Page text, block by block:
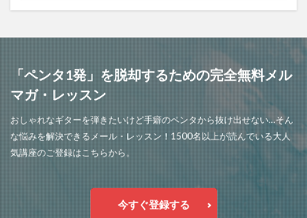
「ペンタ1発」を脱却するための完全無料メル
マガ・レッスン
おしゃれなギターを弾きたいけど手癖のペンタから抜け出せない…そん
な悩みを解決できるメール・レッスン！1500名以上が読んでいる大人
気講座のご登録はこちらから。
今すぐ登録する